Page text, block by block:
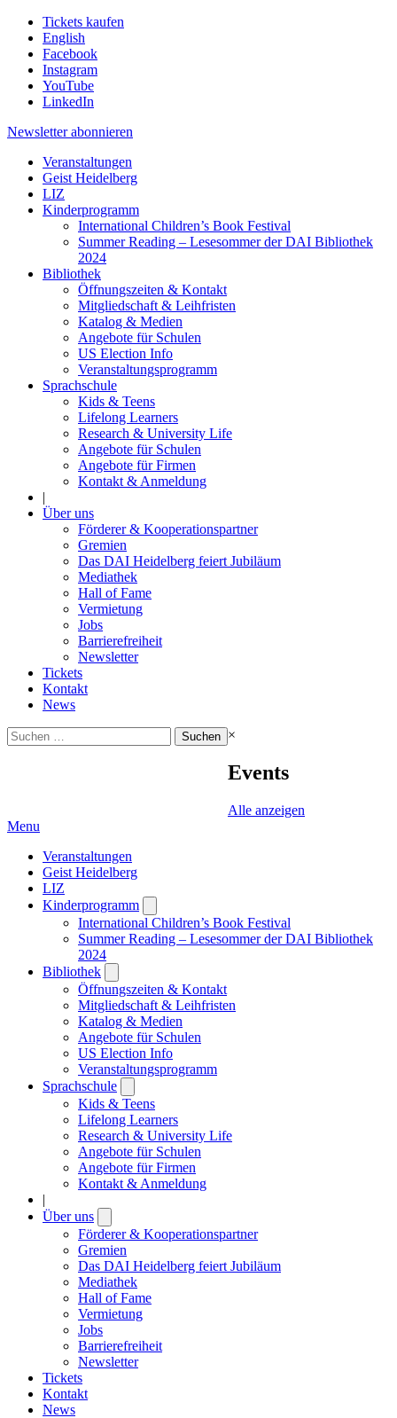
Tickets kaufen
English
Facebook
Instagram
YouTube
LinkedIn
Newsletter abonnieren
Veranstaltungen
Geist Heidelberg
LIZ
Kinderprogramm
International Children’s Book Festival
Summer Reading – Lesesommer der DAI Bibliothek
2024
Bibliothek
Öffnungszeiten & Kontakt
Mitgliedschaft & Leihfristen
Katalog & Medien
Angebote für Schulen
US Election Info
Veranstaltungsprogramm
Sprachschule
Kids & Teens
Lifelong Learners
Research & University Life
Angebote für Schulen
Angebote für Firmen
Kontakt & Anmeldung
|
Über uns
Förderer & Kooperationspartner
Gremien
Das DAI Heidelberg feiert Jubiläum
Mediathek
Hall of Fame
Vermietung
Jobs
Barrierefreiheit
Newsletter
Tickets
Kontakt
News
Suchen
nach:
×
Events
Alle anzeigen
Menu
Veranstaltungen
Geist Heidelberg
LIZ
Kinderprogramm
submenu
International Children’s Book Festival
Summer Reading – Lesesommer der DAI Bibliothek
2024
Bibliothek
submenu
Öffnungszeiten & Kontakt
Mitgliedschaft & Leihfristen
Katalog & Medien
Angebote für Schulen
US Election Info
Veranstaltungsprogramm
Sprachschule
submenu
Kids & Teens
Lifelong Learners
Research & University Life
Angebote für Schulen
Angebote für Firmen
Kontakt & Anmeldung
|
Über uns
submenu
Förderer & Kooperationspartner
Gremien
Das DAI Heidelberg feiert Jubiläum
Mediathek
Hall of Fame
Vermietung
Jobs
Barrierefreiheit
Newsletter
Tickets
Kontakt
News